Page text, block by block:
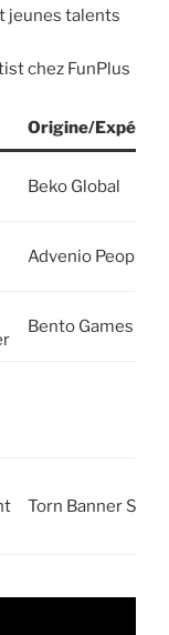
jeunes talents
chez FunPlus
Origine/
Beko Global
Advenio People
Bento Games
Torn Banner